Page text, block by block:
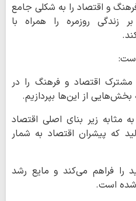
و اقتصاد را به شکلی جامع
زندگی روزمره را همراه با
اقتصاد و فرهنگ را در
از این‌ها بپردازیم.
مثابه زیر بنای اصلی اقتصاد
که پیشران اقتصاد به شمار
را فراهم می‌کند و مایع رشد
شده است.